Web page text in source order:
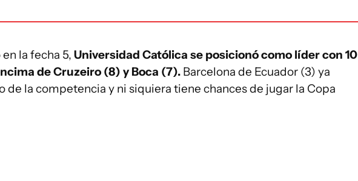
la fecha 5, Universidad Católica se posicionó como líder con 10
de Cruzeiro (8) y Boca (7). Barcelona de Ecuador (3) ya
de la competencia y ni siquiera tiene chances de jugar la Copa